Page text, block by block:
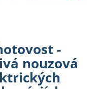
-
nouzová